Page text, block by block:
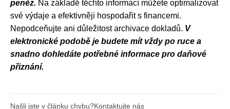
peněz. Na základě těchto informací můžete optimalizovat
své výdaje a efektivněji hospodařit s financemi.
Nepodceňujte ani důležitost archivace dokladů. V
elektronické podobě je budete mít vždy po ruce a
snadno dohledáte potřebné informace pro daňové
přiznání.
Našli jste v článku chybu?Kontaktujte nás